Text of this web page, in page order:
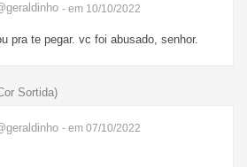
- em 10/10/2022
pra te pegar. vc foi abusado, senhor.
Sortida)
- em 07/10/2022